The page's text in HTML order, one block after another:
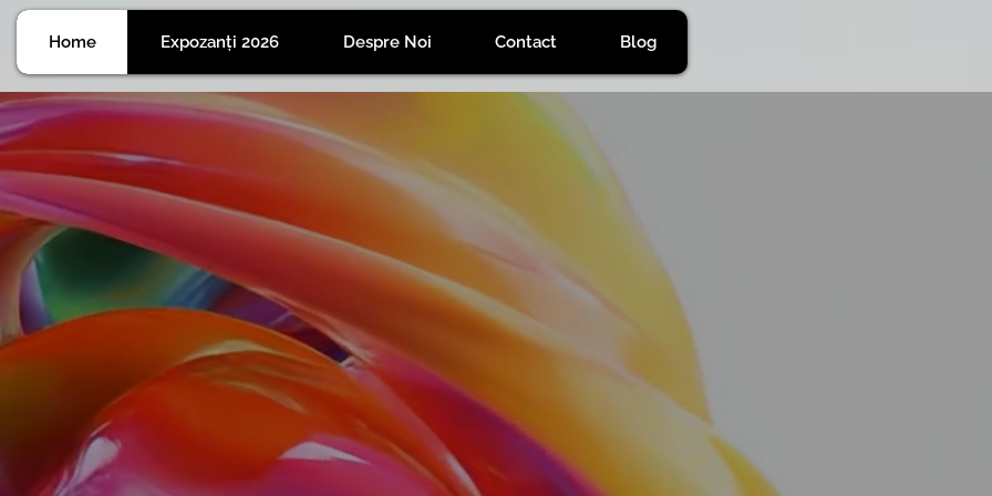
Home Expozanți 2026 Despre Noi Contact Blog
EXPO